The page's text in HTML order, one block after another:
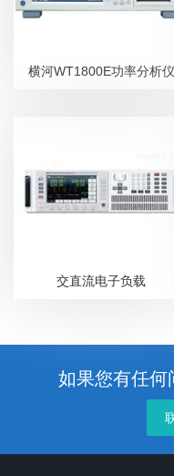
横河WT1800E功率分析仪
交直流电子负载
如果您有任何